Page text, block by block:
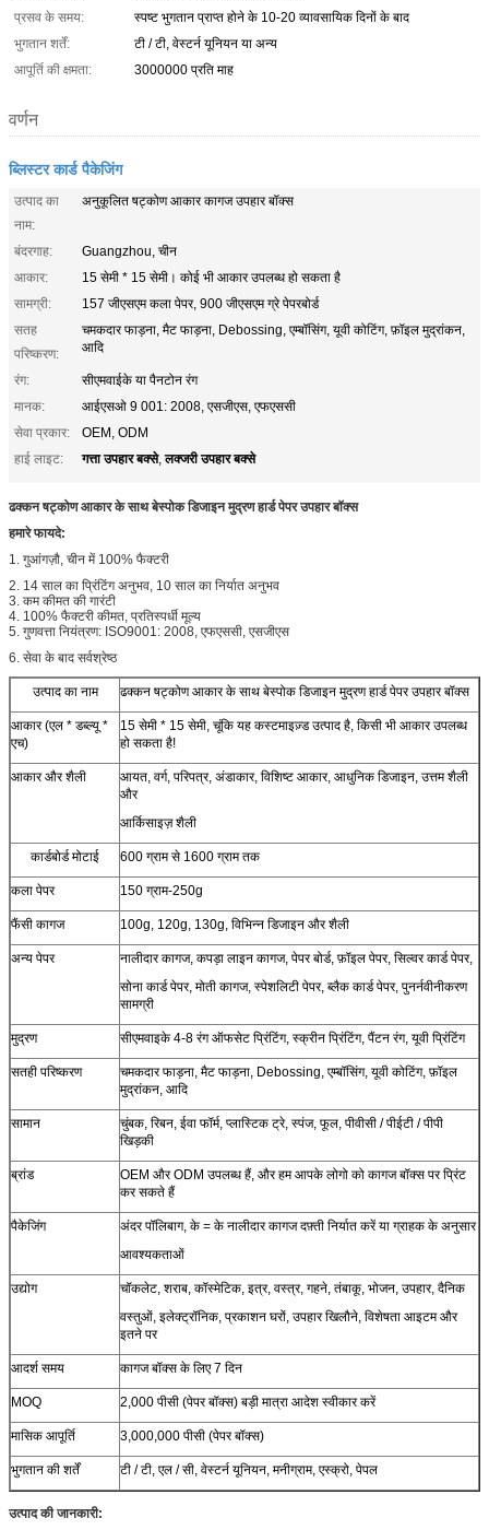
प्रसव के समय:
स्पष्ट भुगतान प्राप्त होने के 10-20 व्यावसायिक दिनों के बाद
भुगतान शर्तें:
टी / टी, वेस्टर्न यूनियन या अन्य
आपूर्ति की क्षमता:
3000000 प्रति माह
वर्णन
ब्लिस्टर कार्ड पैकेजिंग
उत्पाद का
नाम:
अनुकूलित षट्कोण आकार कागज उपहार बॉक्स
बंदरगाह:
Guangzhou, चीन
आकार:
15 सेमी * 15 सेमी। कोई भी आकार उपलब्ध हो सकता है
सामग्री:
157 जीएसएम कला पेपर, 900 जीएसएम ग्रे पेपरबोर्ड
सतह
परिष्करण:
चमकदार फाड़ना, मैट फाड़ना, Debossing, एम्बॉसिंग, यूवी कोटिंग, फ़ॉइल मुद्रांकन,
आदि
रंग:
सीएमवाईके या पैनटोन रंग
मानक:
आईएसओ 9 001: 2008, एसजीएस, एफएससी
सेवा प्रकार:
OEM, ODM
हाई लाइट:
गत्ता उपहार बक्से,लक्जरी उपहार बक्से
ढक्कन षट्कोण आकार के साथ बेस्पोक डिजाइन मुद्रण हार्ड पेपर उपहार बॉक्स
हमारे फायदे:
1. गुआंगज़ौ, चीन में 100% फैक्टरी
2. 14 साल का प्रिंटिंग अनुभव, 10 साल का निर्यात अनुभव
3. कम कीमत की गारंटी
4. 100% फैक्टरी कीमत, प्रतिस्पर्धी मूल्य
5. गुणवत्ता नियंत्रण: ISO9001: 2008, एफएससी, एसजीएस
6. सेवा के बाद सर्वश्रेष्ठ
उत्पाद का नाम ढक्कन षट्कोण आकार के साथ बेस्पोक डिजाइन मुद्रण हार्ड पेपर उपहार बॉक्स
आकार (एल * डब्ल्यू *
एच)
15 सेमी * 15 सेमी, चूंकि यह कस्टमाइज़्ड उत्पाद है, किसी भी आकार उपलब्ध
हो सकता है!
आकार और शैली
आयत, वर्ग, परिपत्र, अंडाकार, विशिष्ट आकार, आधुनिक डिजाइन, उत्तम शैली
और
आर्किसाइज़ शैली
कार्डबोर्ड मोटाई 600 ग्राम से 1600 ग्राम तक
कला पेपर 150 ग्राम-250g
फैंसी कागज 100g, 120g, 130g, विभिन्न डिजाइन और शैली
अन्य पेपर
नालीदार कागज, कपड़ा लाइन कागज, पेपर बोर्ड, फ़ॉइल पेपर, सिल्वर कार्ड पेपर,
सोना कार्ड पेपर, मोती कागज, स्पेशलिटी पेपर, ब्लैक कार्ड पेपर, पुनर्नवीनीकरण
सामग्री
मुद्रण सीएमवाइके 4-8 रंग ऑफसेट प्रिंटिंग, स्क्रीन प्रिंटिंग, पैंटन रंग, यूवी प्रिंटिंग
सतही परिष्करण
चमकदार फाड़ना, मैट फाड़ना, Debossing, एम्बॉसिंग, यूवी कोटिंग, फ़ॉइल
मुद्रांकन, आदि
सामान
चुंबक, रिबन, ईवा फॉर्म, प्लास्टिक ट्रे, स्पंज, फूल, पीवीसी / पीईटी / पीपी
खिड़की
ब्रांड
OEM और ODM उपलब्ध हैं, और हम आपके लोगो को कागज बॉक्स पर प्रिंट
कर सकते हैं
पैकेजिंग
अंदर पॉलिबाग, के = के नालीदार कागज दफ़्ती निर्यात करें या ग्राहक के अनुसार
आवश्यकताओं
उद्योग
चॉकलेट, शराब, कॉस्मेटिक, इत्र, वस्त्र, गहने, तंबाकू, भोजन, उपहार, दैनिक
वस्तुओं, इलेक्ट्रॉनिक, प्रकाशन घरों, उपहार खिलौने, विशेषता आइटम और
इतने पर
आदर्श समय कागज बॉक्स के लिए 7 दिन
MOQ 2,000 पीसी (पेपर बॉक्स) बड़ी मात्रा आदेश स्वीकार करें
मासिक आपूर्ति 3,000,000 पीसी (पेपर बॉक्स)
भुगतान की शर्तें टी / टी, एल / सी, वेस्टर्न यूनियन, मनीग्राम, एस्क्रो, पेपल
उत्पाद की जानकारी: